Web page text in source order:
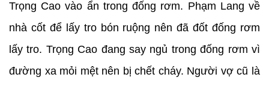
Trọng Cao vào ẩn trong đống rơm. Phạm Lang về
nhà cốt để lấy tro bón ruộng nên đã đốt đống rơm
lấy tro. Trọng Cao đang say ngủ trong đống rơm vì
đường xa mỏi mệt nên bị chết cháy. Người vợ cũ là